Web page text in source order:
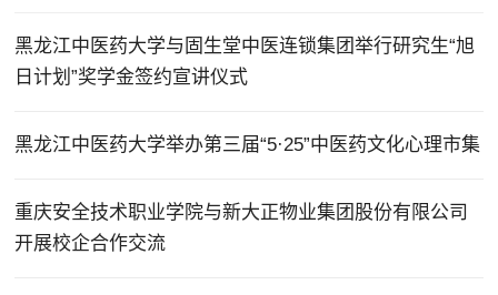
黑龙江中医药大学与固生堂中医连锁集团举行研究生“旭
日计划”奖学金签约宣讲仪式
黑龙江中医药大学举办第三届“5·25”中医药文化心理市集
重庆安全技术职业学院与新大正物业集团股份有限公司
开展校企合作交流